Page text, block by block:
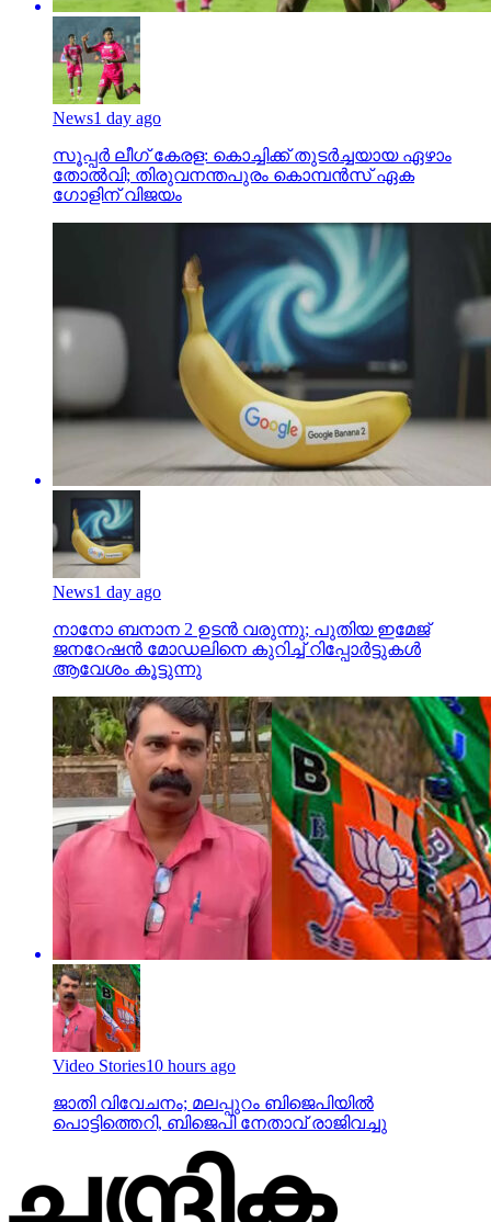
News1 day ago
സൂപ്പര്‍ ലീഗ് കേരള: കൊച്ചിക്ക് തുടര്‍ച്ചയായ ഏഴാം
തോല്‍വി; തിരുവനന്തപുരം കൊമ്പന്‍സ് ഏക
ഗോളിന് വിജയം
News1 day ago
നാനോ ബനാന 2 ഉടന്‍ വരുന്നു; പുതിയ ഇമേജ്
ജനറേഷന്‍ മോഡലിനെ കുറിച്ച് റിപ്പോര്‍ട്ടുകള്‍
ആവേശം കൂട്ടുന്നു
Video Stories10 hours ago
ജാതി വിവേചനം; മലപ്പുറം ബിജെപിയില്‍
പൊട്ടിത്തെറി, ബിജെപി നേതാവ് രാജിവച്ചു